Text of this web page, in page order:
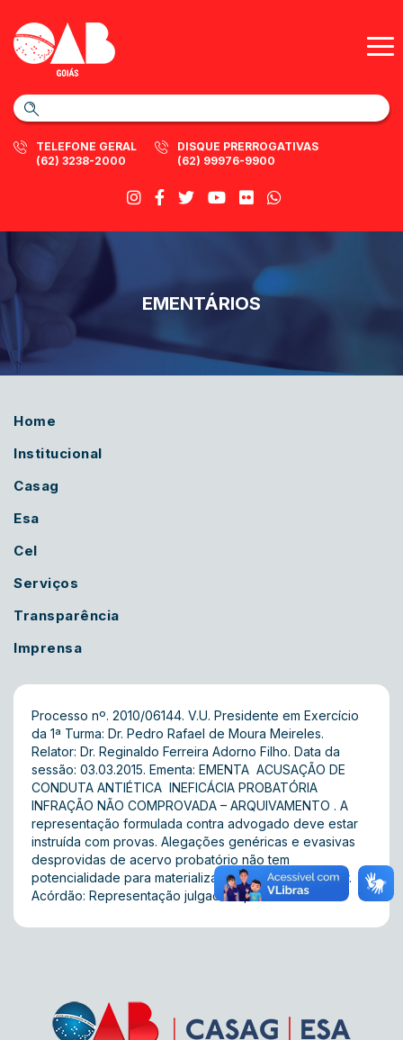
TELEFONE GERAL
(62) 3238-2000
DISQUE PRERROGATIVAS
(62) 99976-9900
EMENTÁRIOS
Home
Institucional
Casag
Esa
Cel
Serviços
Transparência
Imprensa
Processo nº. 2010/06144. V.U. Presidente em Exercício
da 1ª Turma: Dr. Pedro Rafael de Moura Meireles.
Relator: Dr. Reginaldo Ferreira Adorno Filho. Data da
sessão: 03.03.2015. Ementa: EMENTA  ACUSAÇÃO DE
CONDUTA ANTIÉTICA  INEFICÁCIA PROBATÓRIA 
INFRAÇÃO NÃO COMPROVADA – ARQUIVAMENTO . A
representação formulada contra advogado deve estar
instruída com provas. Alegações genéricas e evasivas
desprovidas de acervo probatório não tem
potencialidade para materializar imputação disciplinar.
Acórdão: Representação julgada improcedente.